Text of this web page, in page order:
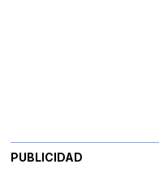
PUBLICIDAD